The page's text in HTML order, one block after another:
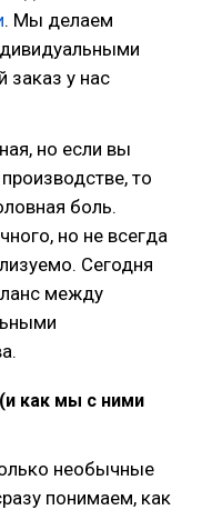
. Мы делаем
заказ у нас
но если вы
то
боль.
но не всегда
Сегодня
между
как мы с ними
необычные
понимаем, как